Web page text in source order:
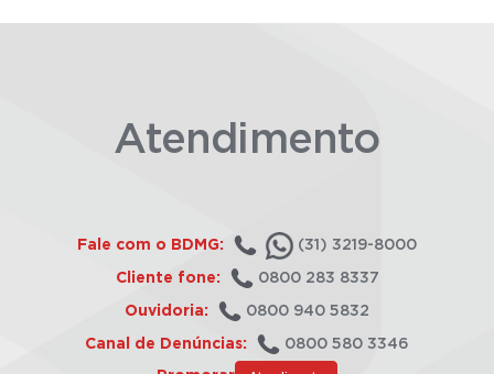
Atendimento
Fale com o BDMG: (31) 3219-8000
Cliente fone: 0800 283 8337
Ouvidoria: 0800 940 5832
Canal de Denúncias: 0800 580 3346